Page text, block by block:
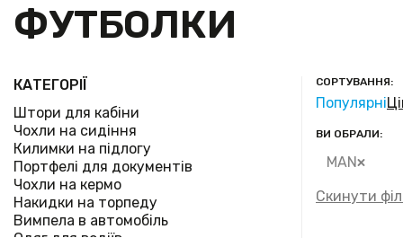
ФУТБОЛКИ
КАТЕГОРІЇ
Штори для кабіни
Чохли на сидіння
Килимки на підлогу
Портфелі для документів
Чохли на кермо
Накидки на торпеду
Вимпела в автомобіль
СОРТУВАННЯ:
Популярні
ВИ ОБРАЛИ:
MAN
Скинути